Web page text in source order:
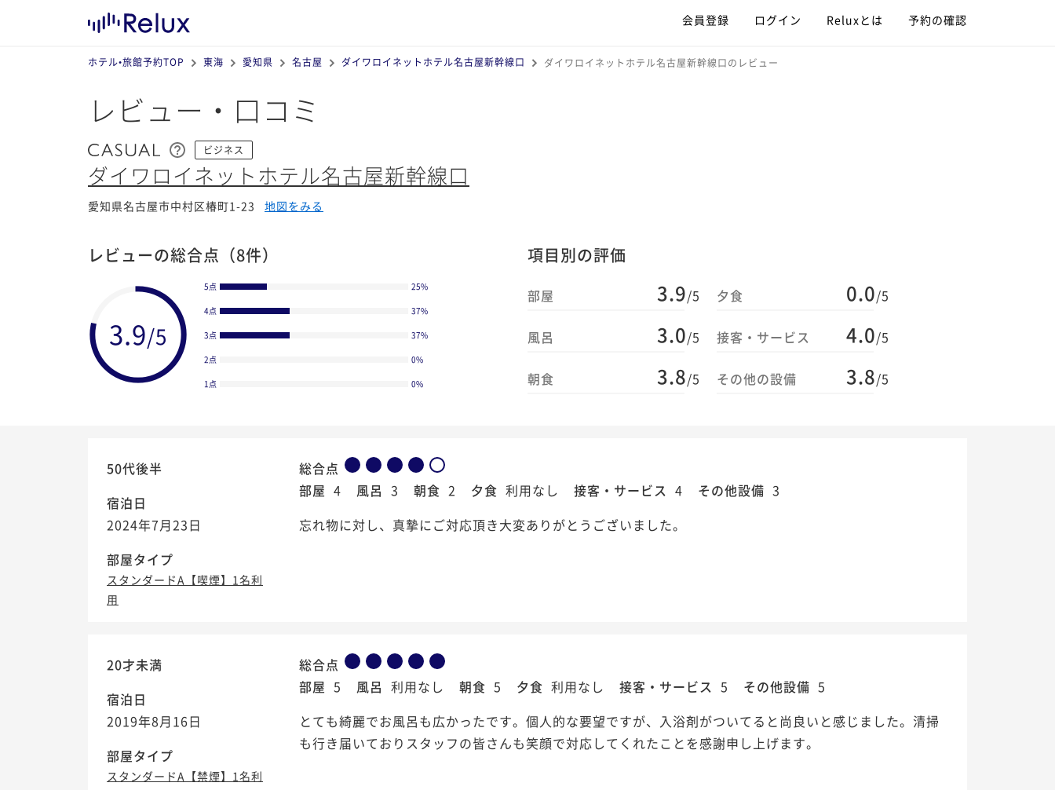
会員登録 ログイン Reluxとは 予約の確認
ホテル•旅館予約TOP 東海 愛知県 名古屋 ダイワロイネットホテル名古屋新幹線口 ダイワロイネットホテル名古屋新幹線口のレビュー
レビュー・口コミ
ビジネス
ダイワロイネットホテル名古屋新幹線口
愛知県名古屋市中村区椿町1-23 地図をみる
レビューの総合点 （8件）
/5
5点 25%
4点 37%
3点 37%
2点 0%
1点 0%
項目別の評価
部屋 3.9/5
風呂 3.0/5
朝食 3.8/5
夕食 0.0/5
接客・サービス 4.0/5
その他の設備 3.8/5
50代後半
宿泊日
2024年7月23日
部屋タイプ
スタンダードA【喫煙】1名利
用
総合点
部屋 4 風呂 3 朝食 2 夕食 利用なし 接客・サービス 4 その他設備 3
忘れ物に対し、真摯にご対応頂き大変ありがとうございました。
20才未満
宿泊日
2019年8月16日
部屋タイプ
スタンダードA【禁煙】1名利
総合点
部屋 5 風呂 利用なし 朝食 5 夕食 利用なし 接客・サービス 5 その他設備 5
とても綺麗でお風呂も広かったです。個人的な要望ですが、入浴剤がついてると尚良いと感じました。清掃
も行き届いておりスタッフの皆さんも笑顔で対応してくれたことを感謝申し上げます。